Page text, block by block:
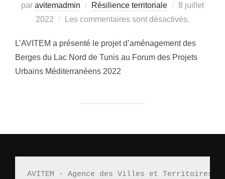
par avitemadmin Résilience territoriale
Publié
le
8 juillet
2022
Les commentaires sont désactivés.
L’AVITEM a présenté le projet d’aménagement des
Berges du Lac Nord de Tunis au Forum des Projets
Urbains Méditerranéens 2022
AVITEM - Agence des Villes et Territoires